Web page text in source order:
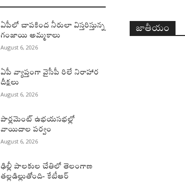
ఏపీలో చాపకింద నీరులా విస్తరిస్తున్న
గంజాయి అమ్మకాలు
August 6, 2026
ఏపీ వ్యాప్తంగా వైసీపీ రిలే నిరాహార
దీక్షలు
August 6, 2026
పార్లమెంట్ ఉభయసభల్లో
వాయిదాల పర్వం
August 6, 2026
ఢిల్లీ పాలకుల చేతిలో తెలంగాణ
తల్లడిల్లుతోంది- కేటీఆర్
జాతీయం